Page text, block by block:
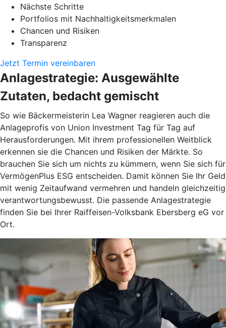
Nächste Schritte
Portfolios mit Nachhaltigkeitsmerkmalen
Chancen und Risiken
Transparenz
Jetzt Termin vereinbaren
Anlagestrategie: Ausgewählte
Zutaten, bedacht gemischt
So wie Bäckermeisterin Lea Wagner reagieren auch die
Anlageprofis von Union Investment Tag für Tag auf
Herausforderungen. Mit ihrem professionellen Weitblick
erkennen sie die Chancen und Risiken der Märkte. So
brauchen Sie sich um nichts zu kümmern, wenn Sie sich für
VermögenPlus ESG entscheiden. Damit können Sie Ihr Geld
mit wenig Zeitaufwand vermehren und handeln gleichzeitig
verantwortungsbewusst. Die passende Anlagestrategie
finden Sie bei Ihrer Raiffeisen-Volksbank Ebersberg eG vor
Ort.